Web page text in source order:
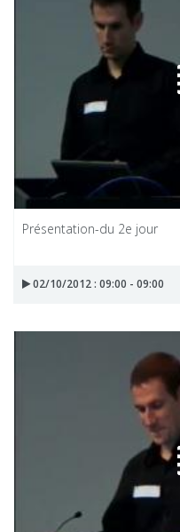
Présentation-du 2e jour
02/10/2012 : 09:00 - 09:00